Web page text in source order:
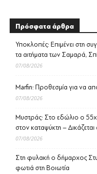
Πρόσφατα άρθρα
Υποκλοπές: Επιμένει στη
τα αιτήματα των Σαμαρά,
07/08/2026
Marfin: Προθεσμία για να
07/08/2026
Μυστράς: Στο εδώλιο ο
στον καταψύκτη –
07/08/2026
Στη φυλακή ο δήμαρχος
φωτιά στη Βοιωτία